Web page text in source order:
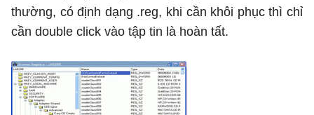
thường, có định dạng .reg, khi cần khôi phục thì chỉ
cần double click vào tập tin là hoàn tất.